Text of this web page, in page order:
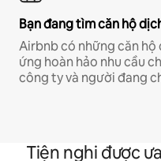
Bạn đang tìm căn hộ
Airbnb có những căn
ứng hoàn hảo nhu cầu
công ty và người đang
Tiện nghi được